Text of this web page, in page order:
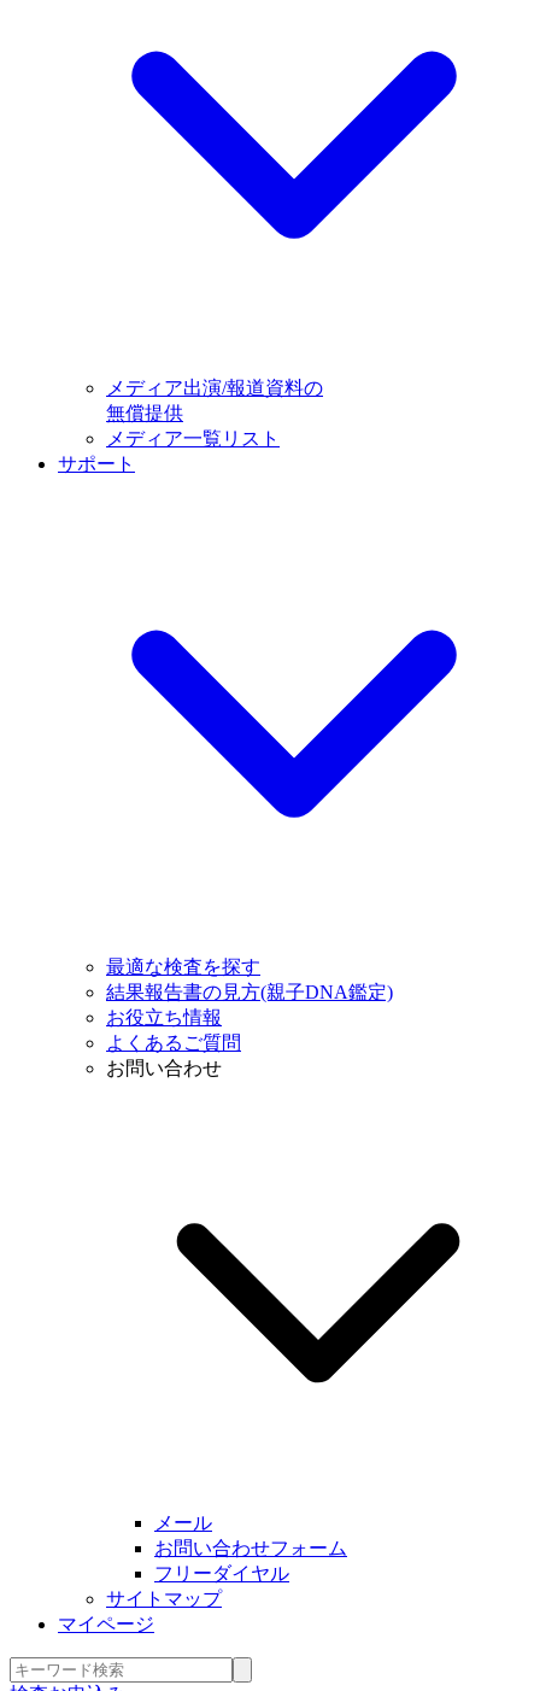
メディア出演/報道資料の
無償提供
メディア一覧リスト
サポート
最適な検査を探す
結果報告書の見方(親子DNA鑑定)
お役立ち情報
よくあるご質問
お問い合わせ
メール
お問い合わせフォーム
フリーダイヤル
サイトマップ
マイページ